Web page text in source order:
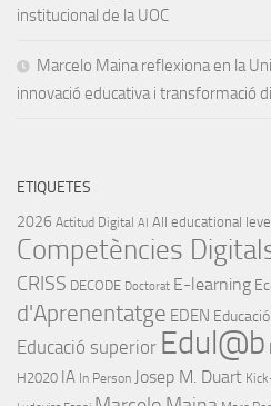
institucional de la UOC
Marcelo Maina reflexiona en la
innovació educativa i transformació
ETIQUETES
2026 Actitud Digital AI All educational
Competències
CRISS DECODE Doctorat E-learning
d'Aprenentatge EDEN Educació
Educació superior Edul@b
H2020 IA In Person Josep M. Duart